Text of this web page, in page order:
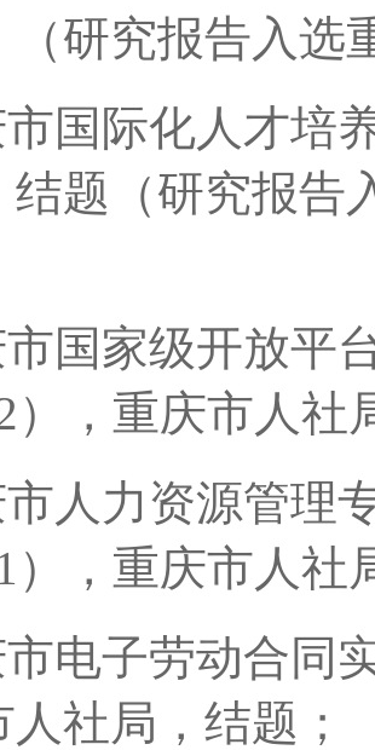
（研究报告入选
国际化人才培
结题（研究报告
国家级开放平
），重庆市人社
人力资源管理
），重庆市人社
电子劳动合同
社局，结题；